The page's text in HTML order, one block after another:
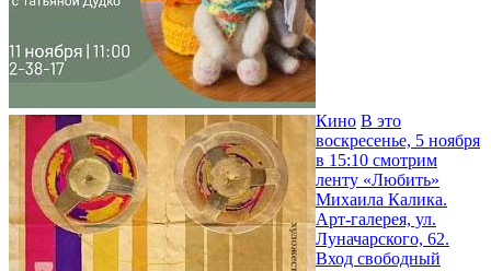
Кино В это
воскресенье, 5 ноября
в 15:10 смотрим
ленту «Любить»
Михаила Калика.
Арт-галерея, ул.
Луначарского, 62.
Вход свободный